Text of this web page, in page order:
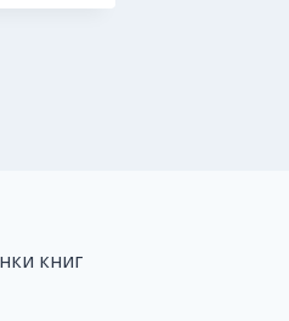
книг